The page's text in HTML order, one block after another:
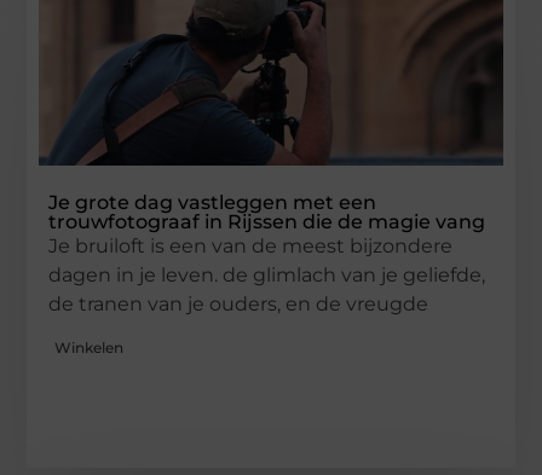
Je grote dag vastleggen met een
trouwfotograaf in Rijssen die de magie vang
Je bruiloft is een van de meest bijzondere
dagen in je leven. de glimlach van je geliefde,
de tranen van je ouders, en de vreugde
Winkelen